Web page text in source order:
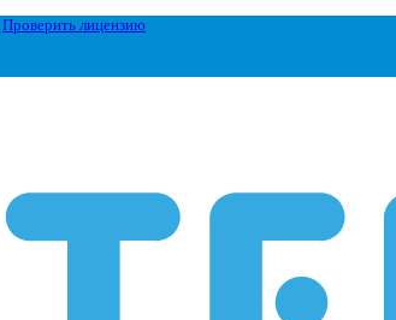
Проверить лицензию